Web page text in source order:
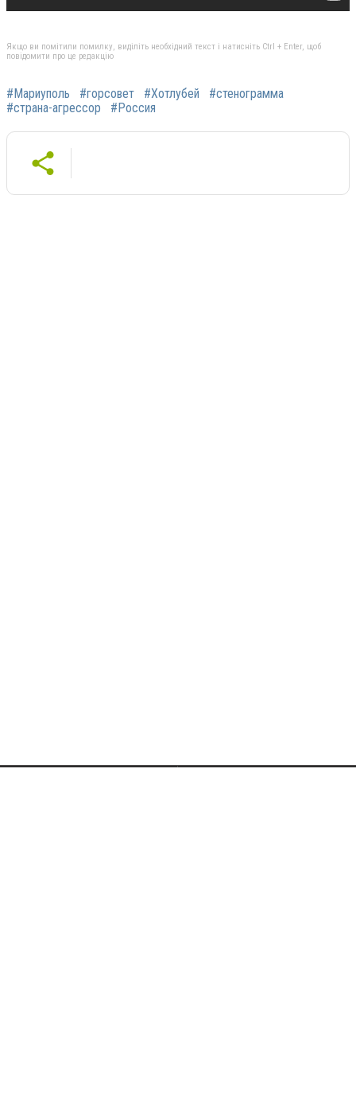
Якщо ви помітили помилку, виділіть необхідний текст і натисніть Ctrl + Enter, щоб
повідомити про це редакцію
#Мариуполь #горсовет #Хотлубей
#стенограмма
#страна-агрессор
#Россия